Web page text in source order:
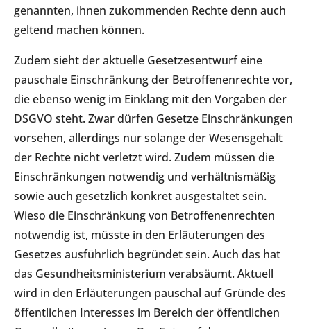
genannten, ihnen zukommenden Rechte denn auch
geltend machen können.
Zudem sieht der aktuelle Gesetzesentwurf eine
pauschale Einschränkung der Betroffenenrechte vor,
die ebenso wenig im Einklang mit den Vorgaben der
DSGVO steht. Zwar dürfen Gesetze Einschränkungen
vorsehen, allerdings nur solange der Wesensgehalt
der Rechte nicht verletzt wird. Zudem müssen die
Einschränkungen notwendig und verhältnismäßig
sowie auch gesetzlich konkret ausgestaltet sein.
Wieso die Einschränkung von Betroffenenrechten
notwendig ist, müsste in den Erläuterungen des
Gesetzes ausführlich begründet sein. Auch das hat
das Gesundheitsministerium verabsäumt. Aktuell
wird in den Erläuterungen pauschal auf Gründe des
öffentlichen Interesses im Bereich der öffentlichen